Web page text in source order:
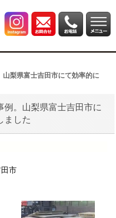
梨県富士吉田市にて効率的に
例。山梨県富士吉田市に
ました
市